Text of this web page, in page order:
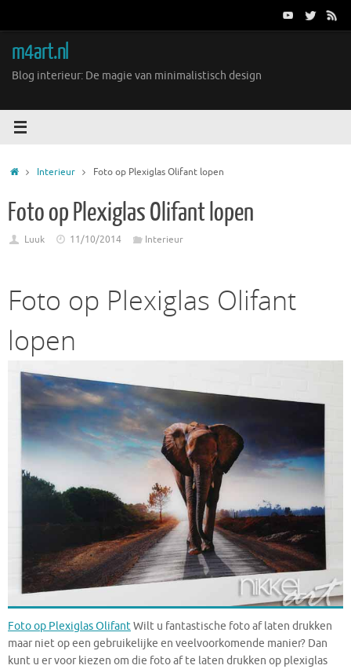
inhoud
m4art.nl
Blog interieur: De magie van minimalistisch design
HomeInterieur Foto op Plexiglas Olifant lopen
Foto op Plexiglas Olifant lopen
Luuk 11/10/2014 Interieur
Foto op Plexiglas Olifant
lopen
Foto op Plexiglas OlifantWilt u fantastische foto af laten drukken
maar niet op een gebruikelijke en veelvoorkomende manier? Dan
kunt u er voor kiezen om die foto af te laten drukken op plexiglas